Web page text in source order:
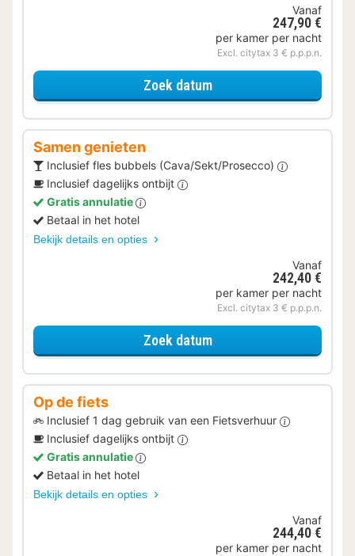
Vanaf
247,90 €
per kamer per nacht
Excl. citytax 3 € p.p.p.n.
Zoek datumvoor Later Uitchecken
Samen genieten
Inclusief fles bubbels (Cava/Sekt/Prosecco)
Inclusief dagelijks ontbijt
Gratis annulatie
Betaal in het hotel
Bekijk details en opties
Vanaf
242,40 €
per kamer per nacht
Excl. citytax 3 € p.p.p.n.
Zoek datumvoor Samen genieten
Op de fiets
Inclusief 1 dag gebruik van een Fietsverhuur
Inclusief dagelijks ontbijt
Gratis annulatie
Betaal in het hotel
Bekijk details en opties
Vanaf
244,40 €
per kamer per nacht